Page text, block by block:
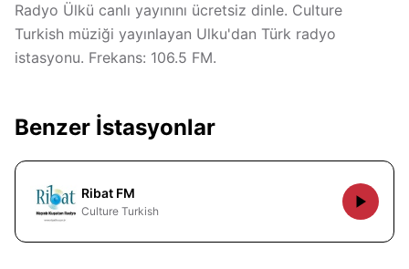
Radyo Ülkü canlı yayınını ücretsiz dinle. Culture
Turkish müziği yayınlayan Ulku'dan Türk radyo
istasyonu. Frekans: 106.5 FM.
Benzer İstasyonlar
Ribat FM
Culture Turkish